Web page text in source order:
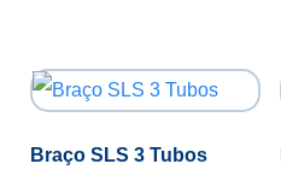
Braço SLS 3 Tubos